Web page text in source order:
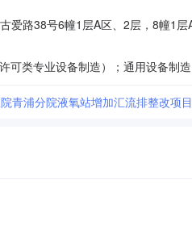
爱路38号6幢1层A区、2层，8幢1层
青浦分院液氧站增加汇流排整改项